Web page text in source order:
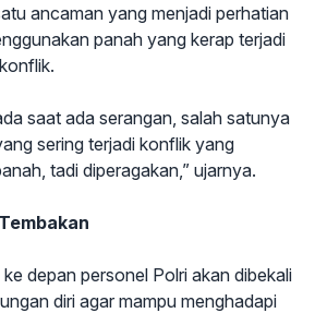
ancaman yang menjadi perhatian
panah yang kerap terjadi
saat ada serangan, salah satunya
sering terjadi konflik yang
tadi diperagakan,” ujarnya.
depan personel Polri akan dibekali
diri agar mampu menghadapi